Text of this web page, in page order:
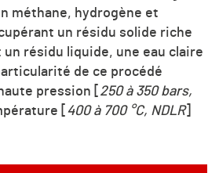
méthane, hydrogène et
un résidu solide riche
résidu liquide, une eau claire
de ce procédé
pression [ 250 à 350 bars,
[ 400 à 700 °C, NDLR]